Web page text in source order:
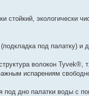
стойкий, экологически
под палатку) и
волокон Tyvek®,
испарениям
дно палатки воды с